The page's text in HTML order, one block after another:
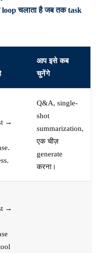
loop चलाता है जब तक task
आप इसे कब
चुनेंगे
→
Q&A, single-
shot
summarization,
एक चीज़
generate
करना।
→